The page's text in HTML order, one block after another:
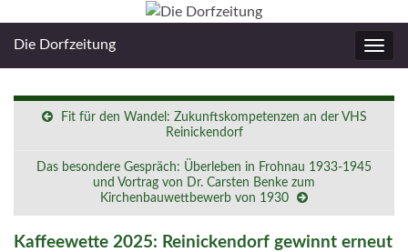
Die Dorfzeitung
Fit für den Wandel: Zukunftskompetenzen an der VHS
Reinickendorf
Das besondere Gespräch: Überleben in Frohnau 1933-1945
und Vortrag von Dr. Carsten Benke zum
Kirchenbauwettbewerb von 1930
Kaffeewette 2025: Reinickendorf gewinnt erneut